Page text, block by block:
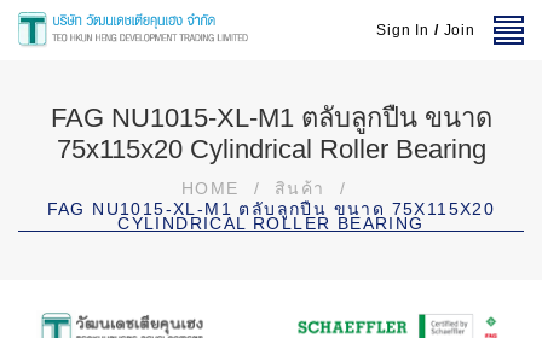
Sign In / Join
FAG NU1015-XL-M1 ตลับลูกปืน ขนาด
75x115x20 Cylindrical Roller Bearing
HOME / สินค้า
/
FAG NU1015-XL-M1 ตลับลูกปืน ขนาด 75X115X20
CYLINDRICAL ROLLER BEARING